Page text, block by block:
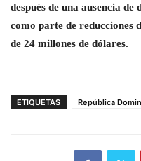
después de una ausencia
como parte de reducciones
de 24 millones de dólares.
ETIQUETAS República